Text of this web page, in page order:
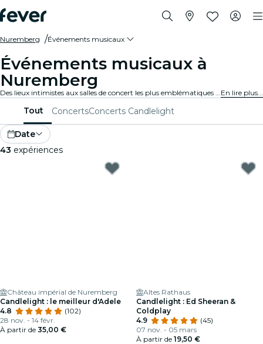
Nuremberg Événements musicaux
Événements musicaux à
Nuremberg
Des lieux intimistes aux salles de concert les plus emblématiques de la ville, Nuremberg vit au rythme de la musique et propose un large éventail d'événements pour tous les goûts et tous les styles. En lire plus...
Tout ConcertsConcerts Candlelight
Date
43 expériences
Château impérial de Nuremberg
Candlelight : le meilleur d'Adele
4.8
(102)
28 nov. - 14 févr.
À partir de 35,00 €
Altes Rathaus
Candlelight : Ed Sheeran &
Coldplay
4.9
(45)
07 nov. - 05 mars
À partir de 19,50 €